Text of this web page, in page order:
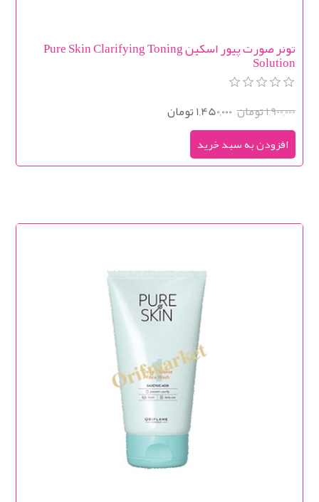
تونر صورت پیور اسکین Pure Skin Clarifying Toning
Solution
1,900,000 تومان 1,450,000 تومان